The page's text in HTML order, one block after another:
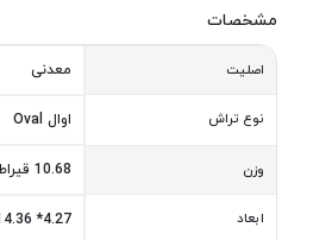
مشخصات
اصلیت معدنی
نوع تراش اوال Oval
وزن 10.68 قیراط
ابعاد 4.27* 14.36* 15.35 میلیمتر